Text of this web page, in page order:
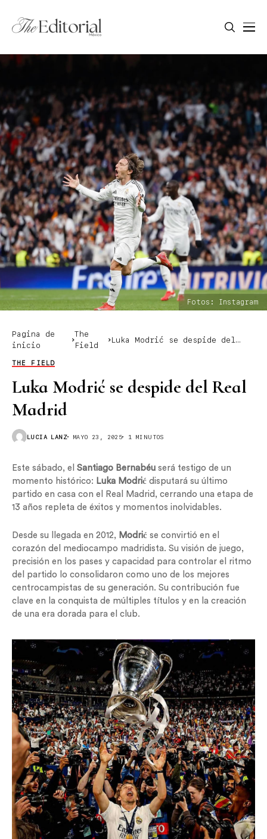
Fotos: Instagram
Pagina de
inicio
The
Field
Luka Modrić se despide del
THE FIELD
Luka Modrić se despide del Real
Madrid
LUCIA LANZ MAYO 23, 2025 1 MINUTOS
Este sábado, el Santiago Bernabéu será testigo de un
momento histórico: Luka Modrić disputará su último
partido en casa con el Real Madrid, cerrando una etapa de
13 años repleta de éxitos y momentos inolvidables.
Desde su llegada en 2012, Modrić se convirtió en el
corazón del mediocampo madridista. Su visión de juego,
precisión en los pases y capacidad para controlar el ritmo
del partido lo consolidaron como uno de los mejores
centrocampistas de su generación. Su contribución fue
clave en la conquista de múltiples títulos y en la creación
de una era dorada para el club.